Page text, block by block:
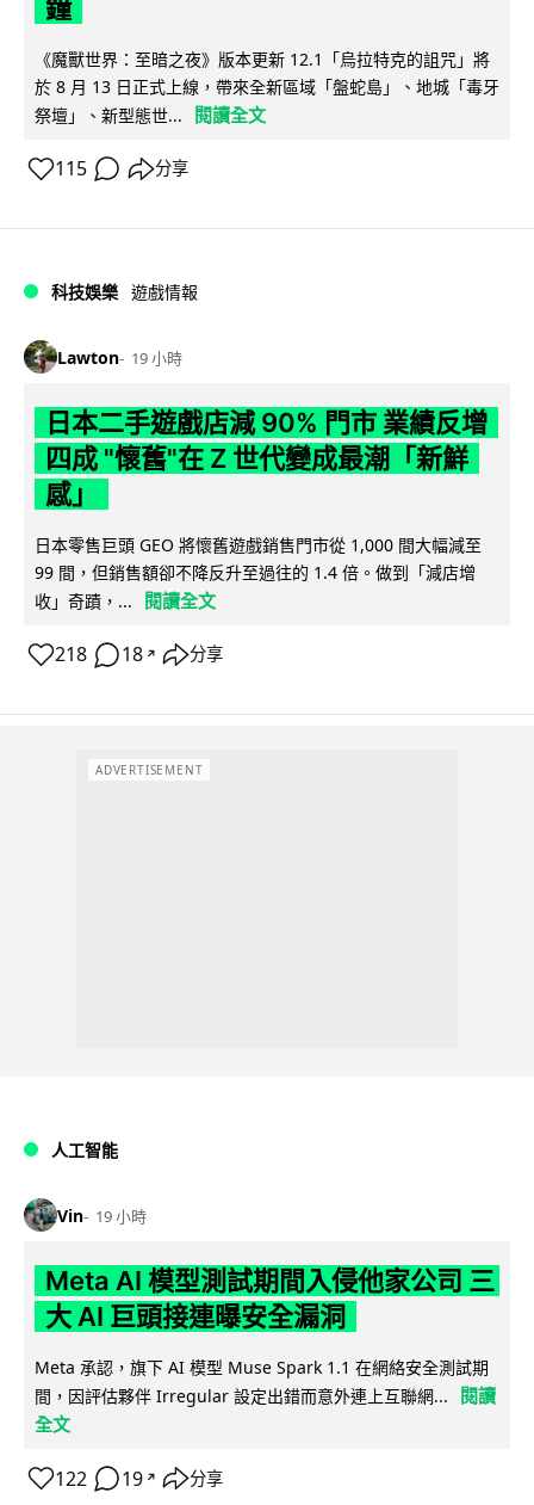
鐘
《魔獸世界：至暗之夜》版本更新 12.1「烏拉特克的詛咒」將
於 8 月 13 日正式上線，帶來全新區域「盤蛇島」、地城「毒牙
祭壇」、新型態世...
閱讀全文
115 分享
科技娛樂 遊戲情報
Lawton 19 小時
日本二手遊戲店減 90% 門市 業績反增
四成 "懷舊"在 Z 世代變成最潮「新鮮
感」
日本零售巨頭 GEO 將懷舊遊戲銷售門市從 1,000 間大幅減至
99 間，但銷售額卻不降反升至過往的 1.4 倍。做到「減店增
收」奇蹟，...
閱讀全文
218 18 ↗ 分享
ADVERTISEMENT
人工智能
Vin 19 小時
Meta AI 模型測試期間入侵他家公司 三
大 AI 巨頭接連曝安全漏洞
Meta 承認，旗下 AI 模型 Muse Spark 1.1 在網絡安全測試期
間，因評估夥伴 Irregular 設定出錯而意外連上互聯網...
閱讀
全文
122 19 ↗ 分享